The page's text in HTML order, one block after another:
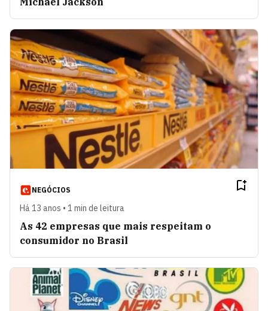
NEGÓCIOS
Há 13 anos • 1 min de leitura
As 42 empresas que mais respeitam o
consumidor no Brasil